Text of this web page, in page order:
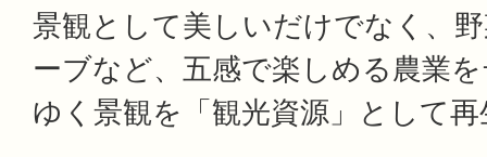
景観として美しいだけでなく、
ーブなど、五感で楽しめる農業
ゆく景観を「観光資源」として